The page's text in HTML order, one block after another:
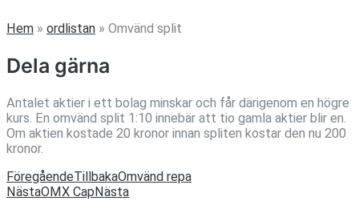
Hem » ordlistan » Omvänd split
Dela gärna
Antalet aktier i ett bolag minskar och får därigenom en högre
kurs. En omvänd split 1:10 innebär att tio gamla aktier blir en.
Om aktien kostade 20 kronor innan spliten kostar den nu 200
kronor.
FöregåendeTillbakaOmvänd repa
NästaOMX CapNästa